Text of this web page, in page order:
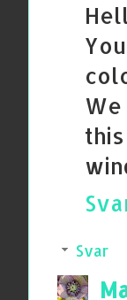
Svar